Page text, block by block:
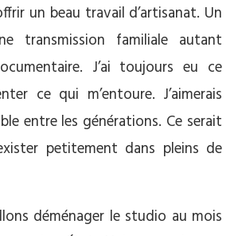
un beau travail d’artisanat. Un
transmission familiale autant
J’ai toujours eu ce
ce qui m’entoure. J’aimerais
entre les générations. Ce serait
petitement dans pleins de
déménager le studio au mois